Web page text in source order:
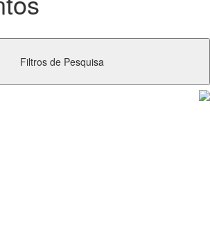
Filtros de Pesquisa